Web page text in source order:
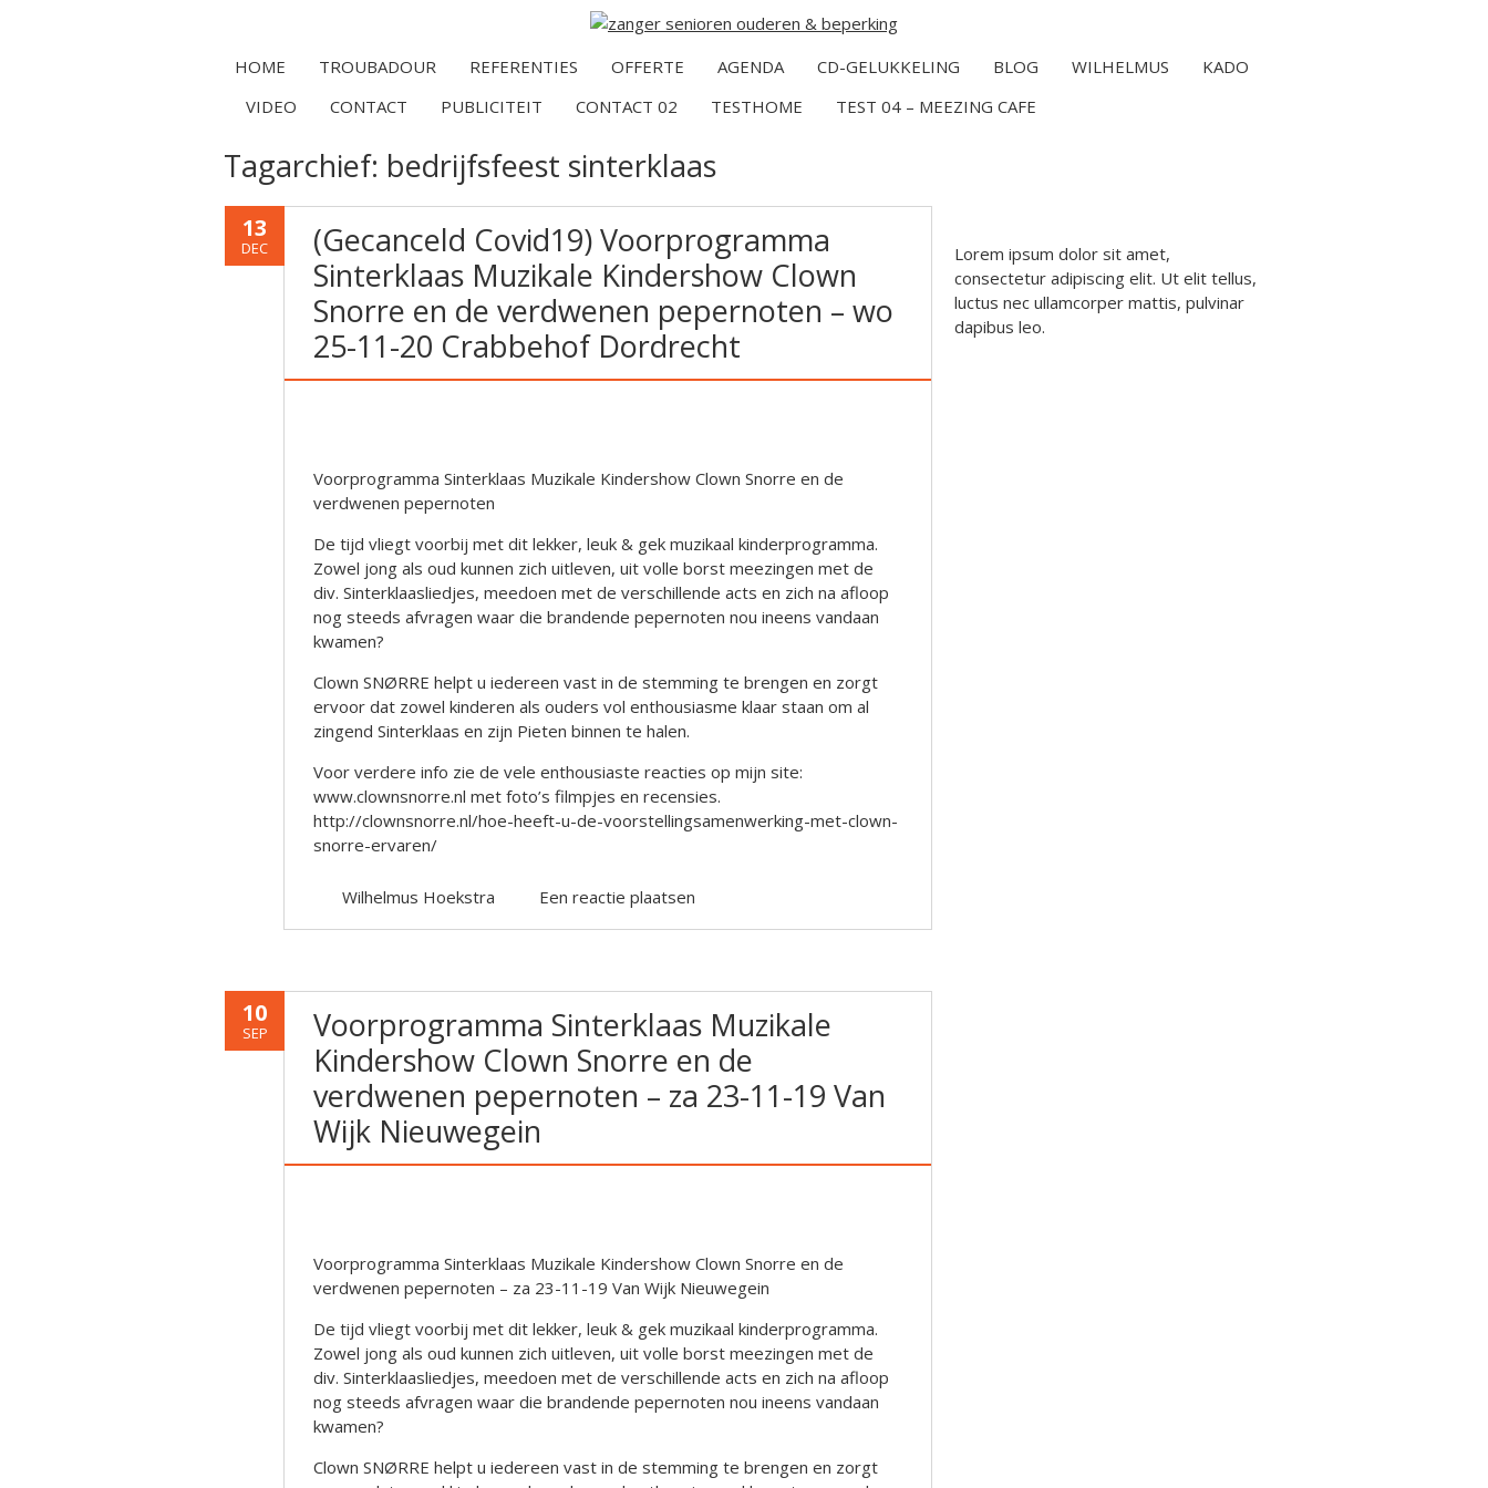
HOME TROUBADOUR REFERENTIES OFFERTE AGENDA CD-GELUKKELING BLOG WILHELMUS
KADO
VIDEO
CONTACT PUBLICITEIT CONTACT 02 TESTHOME TEST 04 – MEEZING CAFE
Tagarchief: bedrijfsfeest sinterklaas
13
DEC
(Gecanceld Covid19) Voorprogramma
Sinterklaas Muzikale Kindershow Clown
Snorre en de verdwenen pepernoten – wo
25-11-20 Crabbehof Dordrecht
Voorprogramma Sinterklaas Muzikale Kindershow Clown Snorre en de
verdwenen pepernoten
De tijd vliegt voorbij met dit lekker, leuk & gek muzikaal kinderprogramma.
Zowel jong als oud kunnen zich uitleven, uit volle borst meezingen met de
div. Sinterklaasliedjes, meedoen met de verschillende acts en zich na afloop
nog steeds afvragen waar die brandende pepernoten nou ineens vandaan
kwamen?
Clown SNØRRE helpt u iedereen vast in de stemming te brengen en zorgt
ervoor dat zowel kinderen als ouders vol enthousiasme klaar staan om al
zingend Sinterklaas en zijn Pieten binnen te halen.
Voor verdere info zie de vele enthousiaste reacties op mijn site:
www.clownsnorre.nl met foto’s filmpjes en recensies.
http://clownsnorre.nl/hoe-heeft-u-de-voorstellingsamenwerking-met-clown-
snorre-ervaren/
Wilhelmus Hoekstra Een reactie plaatsen
10
SEP
Voorprogramma Sinterklaas Muzikale
Kindershow Clown Snorre en de
verdwenen pepernoten – za 23-11-19 Van
Wijk Nieuwegein
Voorprogramma Sinterklaas Muzikale Kindershow Clown Snorre en de
verdwenen pepernoten – za 23-11-19 Van Wijk Nieuwegein
De tijd vliegt voorbij met dit lekker, leuk & gek muzikaal kinderprogramma.
Zowel jong als oud kunnen zich uitleven, uit volle borst meezingen met de
div. Sinterklaasliedjes, meedoen met de verschillende acts en zich na afloop
nog steeds afvragen waar die brandende pepernoten nou ineens vandaan
kwamen?
Clown SNØRRE helpt u iedereen vast in de stemming te brengen en zorgt
Lorem ipsum dolor sit amet,
consectetur adipiscing elit. Ut elit tellus,
luctus nec ullamcorper mattis, pulvinar
dapibus leo.